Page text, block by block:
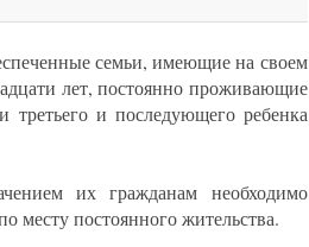
семьи, имеющие на своем
лет, постоянно проживающие
третьего и последующего ребенка
их гражданам необходимо
месту постоянного жительства.